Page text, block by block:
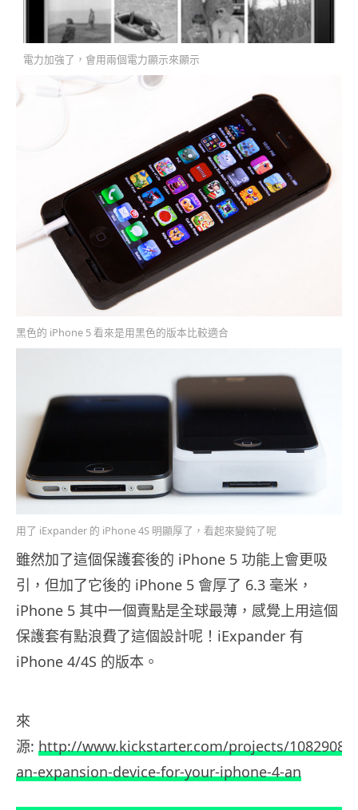
電力加強了，會用兩個電力顯示來顯示
黑色的 iPhone 5 看來是用黑色的版本比較適合
用了 iExpander 的 iPhone 4S 明顯厚了，看起來變鈍了呢
雖然加了這個保護套後的 iPhone 5 功能上會更吸
引，但加了它後的 iPhone 5 會厚了 6.3 毫米，
iPhone 5 其中一個賣點是全球最薄，感覺上用這個
保護套有點浪費了這個設計呢！iExpander 有
iPhone 4/4S 的版本。
來
源: http://www.kickstarter.com/projects/
an-expansion-device-for-your-iphone-4-an